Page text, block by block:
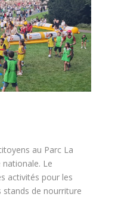
au Parc La
Le
activités pour les
stands de nourriture